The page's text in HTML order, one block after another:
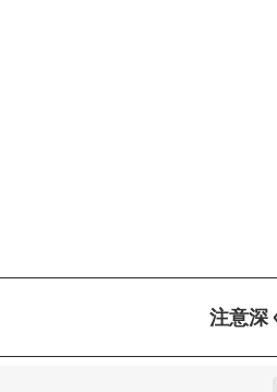
注意深